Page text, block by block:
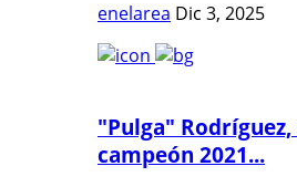
enelarea Dic 3, 2025
"Pulga"
campeón 2021...